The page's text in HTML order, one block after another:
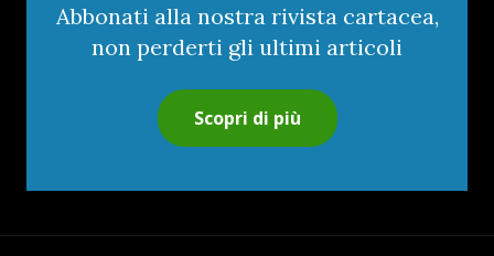
Abbonati alla nostra rivista cartacea,
non perderti gli ultimi articoli
Scopri di più